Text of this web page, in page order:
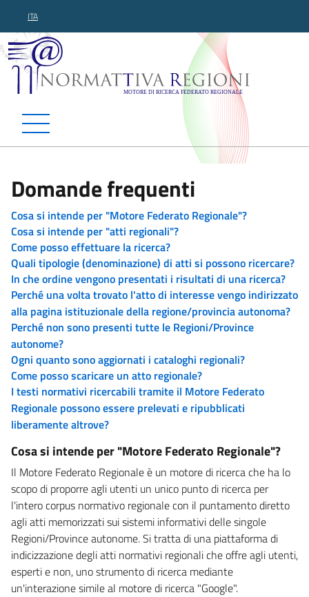
ITA
Normattiva Regioni -
Domande frequenti
Cosa si intende per "Motore Federato Regionale"?
Cosa si intende per "atti regionali"?
Come posso effettuare la ricerca?
Quali tipologie (denominazione) di atti si possono ricercare?
In che ordine vengono presentati i risultati di una ricerca?
Perché una volta trovato l'atto di interesse vengo indirizzato
alla pagina istituzionale della regione/provincia autonoma?
Perché non sono presenti tutte le Regioni/Province
autonome?
Ogni quanto sono aggiornati i cataloghi regionali?
Come posso scaricare un atto regionale?
I testi normativi ricercabili tramite il Motore Federato
Regionale possono essere prelevati e ripubblicati
liberamente altrove?
Cosa si intende per "Motore Federato Regionale"?
Il Motore Federato Regionale è un motore di ricerca che ha lo
scopo di proporre agli utenti un unico punto di ricerca per
l'intero corpus normativo regionale con il puntamento diretto
agli atti memorizzati sui sistemi informativi delle singole
Regioni/Province autonome. Si tratta di una piattaforma di
indicizzazione degli atti normativi regionali che offre agli utenti,
esperti e non, uno strumento di ricerca mediante
un'interazione simile al motore di ricerca "Google".